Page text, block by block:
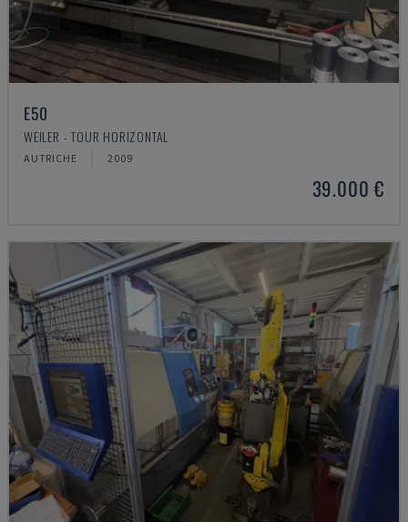
E50
WEILER - TOUR HORIZONTAL
AUTRICHE 2009
39.000 €